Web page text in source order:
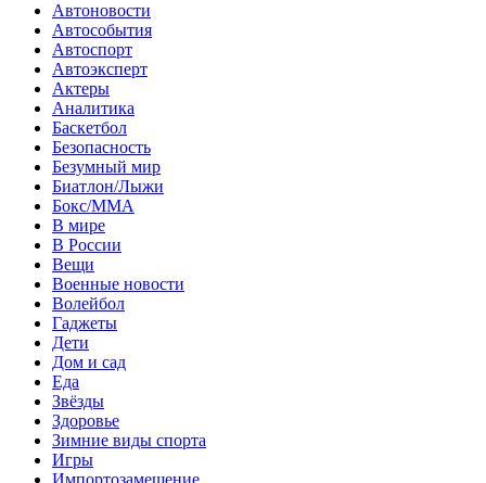
Автоновости
Автособытия
Автоспорт
Автоэксперт
Актеры
Аналитика
Баскетбол
Безопасность
Безумный мир
Биатлон/Лыжи
Бокс/MMA
В мире
В России
Вещи
Военные новости
Волейбол
Гаджеты
Дети
Дом и сад
Еда
Звёзды
Здоровье
Зимние виды спорта
Игры